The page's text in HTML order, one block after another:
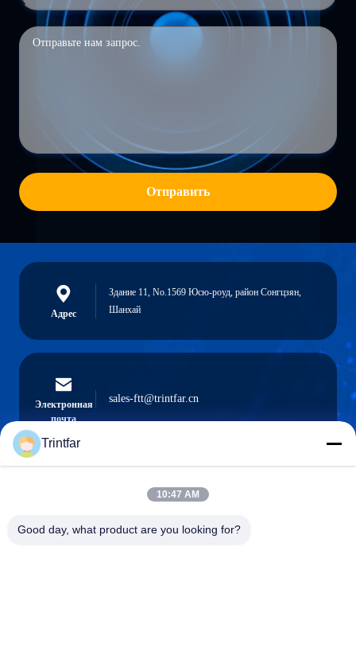
Отправить
Адрес
Здание 11, No.1569 Юсю-роуд, район Сонгцзян,
Шанхай
Электронная
почта
sales-ftt@trintfar.cn
0086- 15216883036
Trintfar
10:47 AM
Good day, what product are you looking for?